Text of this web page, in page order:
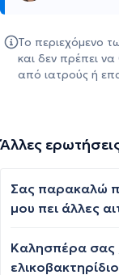
Το περιεχόμενο
και δεν πρέπει
από ιατρούς ή
Άλλες
Σας παρακαλώ
μου πει άλλες
εκδηλώνεται
και άλλες πολύ
Καλησπέρα σας , Κάνω θεραπεία για